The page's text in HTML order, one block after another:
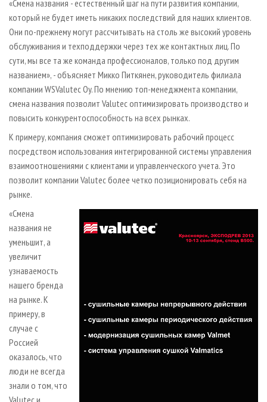
«Смена названия - естественный шаг на пути развития компании,
который не будет иметь никаких последствий для наших клиентов.
Они по-прежнему могут рассчитывать на столь же высокий уровень
обслуживания и техподдержки через тех же контактных лиц. По
сути, мы все та же команда профессионалов, только под другим
названием», - объясняет Микко Питкянен, руководитель филиала
компании WSValutec Oy. По мнению топ-менеджмента компании,
смена названия позволит Valutec оптимизировать производство и
повысить конкурентоспособность на всех рынках.
К примеру, компания сможет оптимизировать рабочий процесс
посредством использования интегрированной системы управления
взаимоотношениями с клиентами и управленческого учета. Это
позволит компании Valutec более четко позиционировать себя на
рынке.
«Смена
названия не
уменьшит, а
увеличит
узнаваемость
нашего бренда
на рынке. К
примеру, в
случае с
Россией
оказалось, что
люди не всегда
знали о том, что